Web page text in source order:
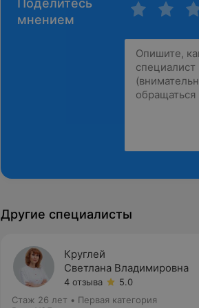
Поделитесь
мнением
Другие специалисты
Круглей
Светлана Владимировна
4 отзыва
5.0
Стаж 26 лет • Первая категория